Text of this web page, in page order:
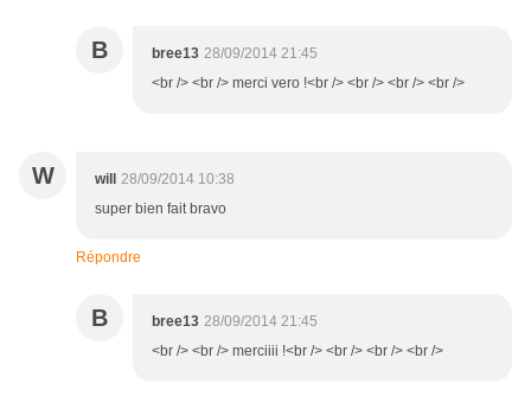
B bree13 28/09/2014 21:45
<br /> <br /> merci vero !<br /> <br /> <br /> <br />
W will
28/09/2014 10:38
super bien fait bravo
Répondre
B bree13 28/09/2014 21:45
<br /> <br /> merciiii !<br /> <br /> <br /> <br />